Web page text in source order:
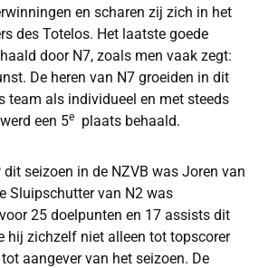
en scharen zij zich in het
des Totelos. Het laatste goede
door N7, zoals men vaak zegt:
De heren van N7 groeiden in dit
team als individueel en met steeds
een 5e plaats behaald.
seizoen in de NZVB was Joren van
Sluipschutter van N2 was
25 doelpunten en 17 assists dit
hij zichzelf niet alleen tot topscorer
aangever van het seizoen. De